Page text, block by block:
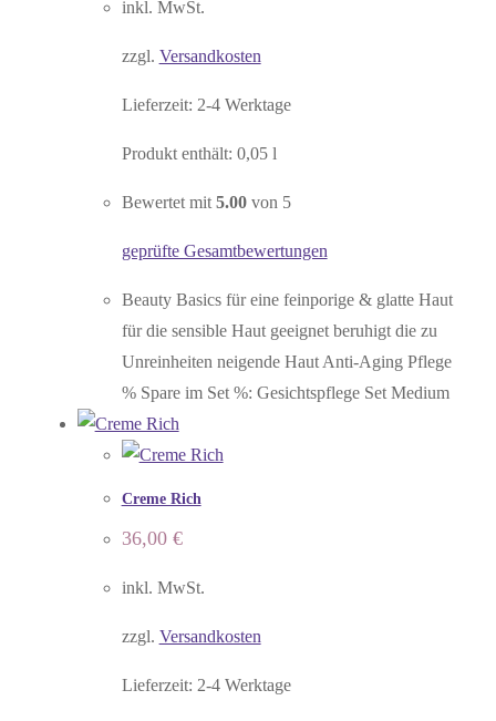
inkl. MwSt.
zzgl. Versandkosten
Lieferzeit: 2-4 Werktage
Produkt enthält: 0,05 l
Bewertet mit 5.00von 5
geprüfte Gesamtbewertungen
Beauty Basics für eine feinporige & glatte Haut
für die sensible Haut geeignet beruhigt die zu
Unreinheiten neigende Haut Anti-Aging Pflege
% Spare im Set %: Gesichtspflege Set Medium
Creme Rich
36,00 €
inkl. MwSt.
zzgl. Versandkosten
Lieferzeit: 2-4 Werktage